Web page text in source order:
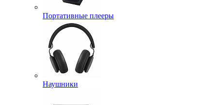
Портативные плееры
Наушники